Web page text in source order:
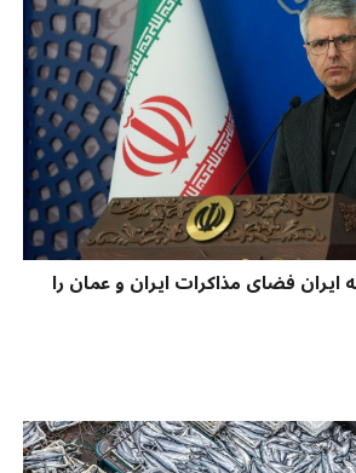
فضای مذاکرات ایران و عمان را